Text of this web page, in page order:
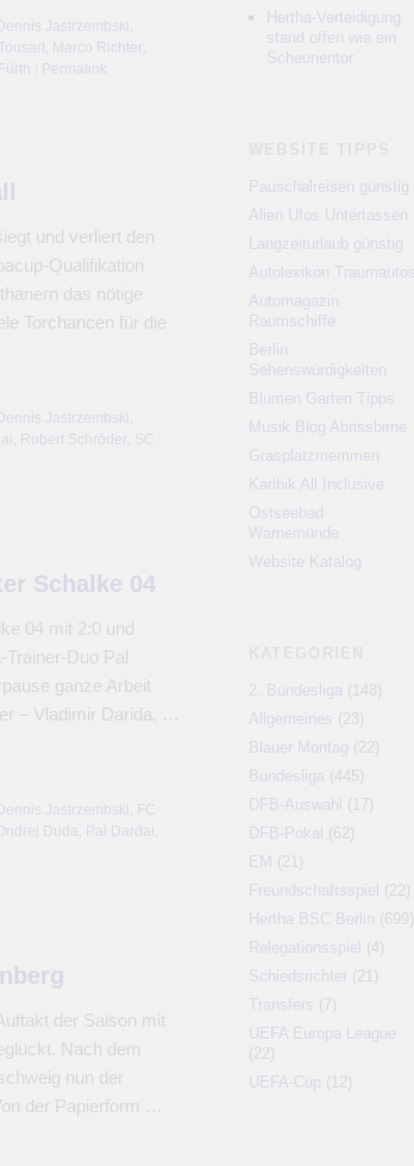
Dennis Jastrzembski
Marco Richter
Permalink
und verliert den
Qualifikation
das nötige
Torchancen für die
Dennis Jastrzembski
Robert Schröder
SC
Schalke 04
04 mit 2:0 und
Duo Pal
ganze Arbeit
– Vladimir Darida, …
Dennis Jastrzembski
FC
Duda Pal Dardai
der Saison mit
Nach dem
nun der
der Papierform …
Hertha-Verteidigung
stand offen wie ein
Scheunentor
Pauschalreisen günstig
Alien Ufos Untertassen
Langzeiturlaub günstig
Autolexikon Traumautos
Automagazin
Raumschiffe
Berlin
Sehenswürdigkeiten
Blumen Garten Tipps
Musik Blog Abrissbirne
Grasplatzmemmen
Karibik All Inclusive
Ostseebad
Warnemünde
Website Katalog
2. Bundesliga (148)
Allgemeines (23)
Blauer Montag (22)
Bundesliga (445)
DFB-Auswahl
(17)
DFB-Pokal (62)
EM
(21)
Freundschaftsspiel
(22)
Hertha BSC Berlin
(699)
Relegationsspiel
(4)
Schiedsrichter(21)
Transfers (7)
UEFA Europa League
(22)
UEFA-Cup
(12)